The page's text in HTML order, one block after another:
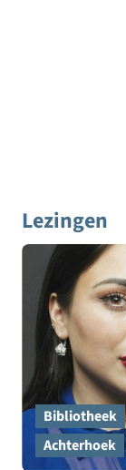
Lezingen
Bibliotheek
Achterhoek